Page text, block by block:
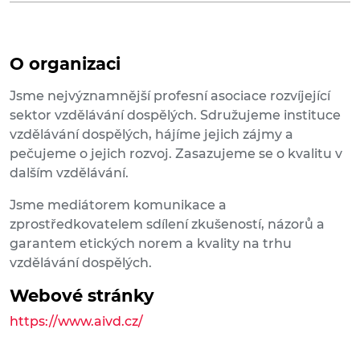
O organizaci
Jsme nejvýznamnější profesní asociace rozvíjející
sektor vzdělávání dospělých. Sdružujeme instituce
vzdělávání dospělých, hájíme jejich zájmy a
pečujeme o jejich rozvoj. Zasazujeme se o kvalitu v
dalším vzdělávání.
Jsme mediátorem komunikace a
zprostředkovatelem sdílení zkušeností, názorů a
garantem etických norem a kvality na trhu
vzdělávání dospělých.
Webové stránky
https://www.aivd.cz/